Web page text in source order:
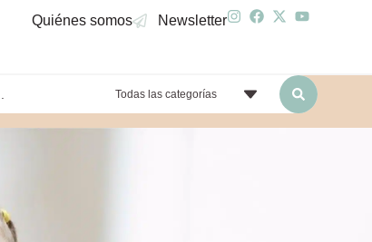
Quiénes somos Newsletter
Todas las categorías